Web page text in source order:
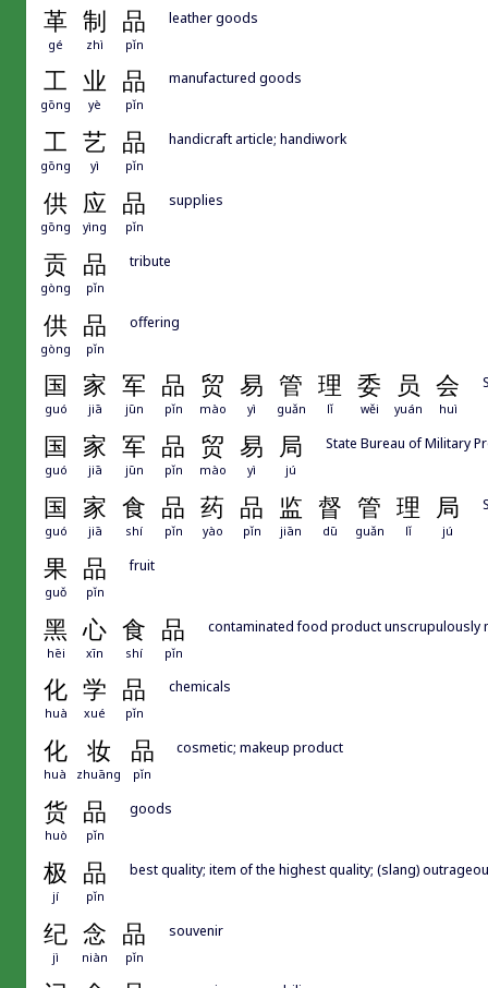
革 制 品
gé zhì pǐn
leather goods
工 业 品
gōng yè pǐn
manufactured goods
工 艺 品
gōng yì pǐn
handicraft article; handiwork
供 应 品
gōng yìng pǐn
supplies
贡 品
gòng pǐn
tribute
供 品
gòng pǐn
offering
国 家 军 品 贸 易 管 理 委 员 会
guó jiā jūn pǐn mào yì guǎn lǐ wěi yuán huì
国 家 军 品 贸 易 局
guó jiā jūn pǐn mào yì jú
State Bureau of Military
国 家 食 品 药 品 监 督 管 理 局
guó jiā shí pǐn yào pǐn jiān dū guǎn lǐ jú
果 品
guǒ pǐn
fruit
黑 心 食 品
hēi xīn shí pǐn
contaminated food product unscrupulously
化 学 品
huà xué pǐn
chemicals
化 妆 品
huà zhuāng pǐn
cosmetic; makeup product
货 品
huò pǐn
goods
极 品
jí pǐn
best quality; item of the highest quality; (slang)
纪 念 品
jì niàn pǐn
souvenir